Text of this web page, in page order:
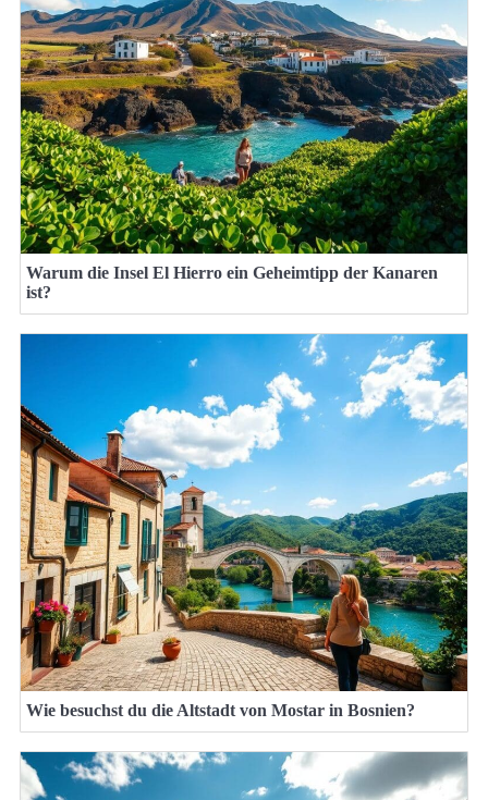
Warum die Insel El Hierro ein Geheimtipp der Kanaren
ist?
Wie besuchst du die Altstadt von Mostar in Bosnien?